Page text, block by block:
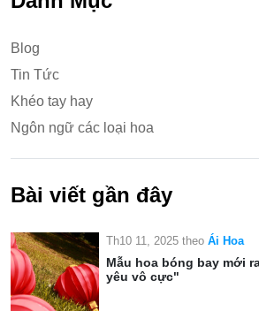
Blog
Tin Tức
Khéo tay hay
Ngôn ngữ các loại hoa
Bài viết gần đây
Th10 11, 2025 theo Ái Hoa
Mẫu hoa bóng bay mới
yêu vô cực"